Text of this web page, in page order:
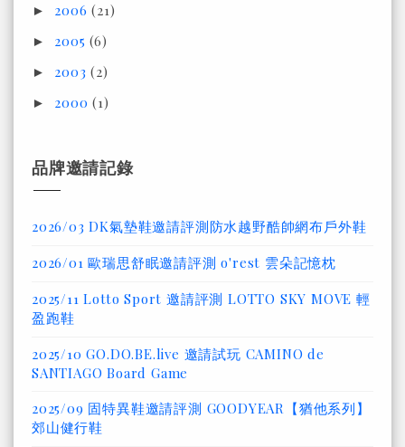
► 2006(21)
► 2005(6)
► 2003(2)
► 2000(1)
品牌邀請記錄
2026/03 DK氣墊鞋邀請評測防水越野酷帥網布戶外鞋
2026/01 歐瑞思舒眠邀請評測 o'rest 雲朵記憶枕
2025/11 Lotto Sport 邀請評測 LOTTO SKY MOVE 輕
盈跑鞋
2025/10 GO.DO.BE.live 邀請試玩 CAMINO de
SANTIAGO Board Game
2025/09 固特異鞋邀請評測 GOODYEAR【猶他系列】
郊山健行鞋